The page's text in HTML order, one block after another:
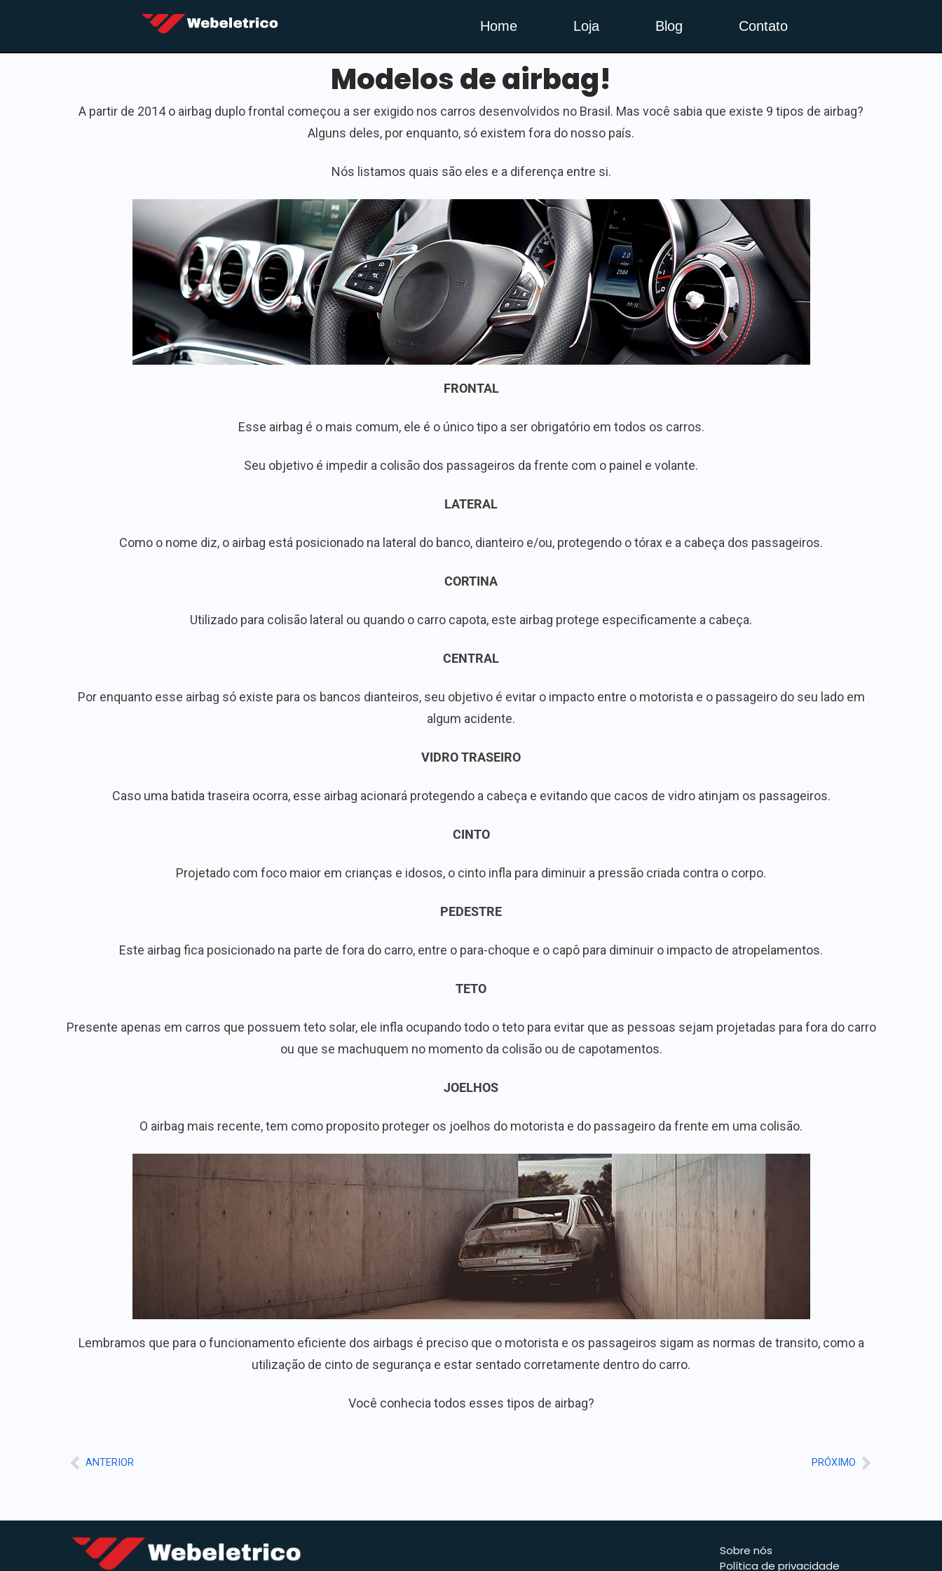
Home Loja Blog Contato
Modelos de airbag!
A partir de 2014 o airbag duplo frontal começou a ser exigido nos carros desenvolvidos no Brasil. Mas você sabia que existe 9 tipos de airbag?
Alguns deles, por enquanto, só existem fora do nosso país.
Nós listamos quais são eles e a diferença entre si.
FRONTAL
Esse airbag é o mais comum, ele é o único tipo a ser obrigatório em todos os carros.
Seu objetivo é impedir a colisão dos passageiros da frente com o painel e volante.
LATERAL
Como o nome diz, o airbag está posicionado na lateral do banco, dianteiro e/ou, protegendo o tórax e a cabeça dos passageiros.
CORTINA
Utilizado para colisão lateral ou quando o carro capota, este airbag protege especificamente a cabeça.
CENTRAL
Por enquanto esse airbag só existe para os bancos dianteiros, seu objetivo é evitar o impacto entre o motorista e o passageiro do seu lado em
algum acidente.
VIDRO TRASEIRO
Caso uma batida traseira ocorra, esse airbag acionará protegendo a cabeça e evitando que cacos de vidro atinjam os passageiros.
CINTO
Projetado com foco maior em crianças e idosos, o cinto infla para diminuir a pressão criada contra o corpo.
PEDESTRE
Este airbag fica posicionado na parte de fora do carro, entre o para-choque e o capô para diminuir o impacto de atropelamentos.
TETO
Presente apenas em carros que possuem teto solar, ele infla ocupando todo o teto para evitar que as pessoas sejam projetadas para fora do carro
ou que se machuquem no momento da colisão ou de capotamentos.
JOELHOS
O airbag mais recente, tem como proposito proteger os joelhos do motorista e do passageiro da frente em uma colisão.
Lembramos que para o funcionamento eficiente dos airbags é preciso que o motorista e os passageiros sigam as normas de transito, como a
utilização de cinto de segurança e estar sentado corretamente dentro do carro.
Você conhecia todos esses tipos de airbag?
ANTERIOR PRÓXIMO
Sobre nós
Política de privacidade